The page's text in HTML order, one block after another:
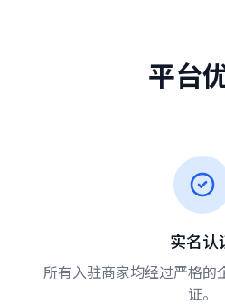
平台
实名认
所有入驻商家均经过严格的
证。